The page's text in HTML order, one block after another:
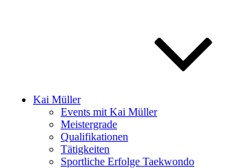
Kai Müller
Events mit Kai Müller
Meistergrade
Qualifikationen
Tätigkeiten
Sportliche Erfolge Taekwondo